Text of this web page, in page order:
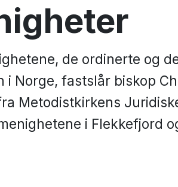
de ordinerte og
Norge, fastslår biskop
Metodistkirkens
i Flekkefjord